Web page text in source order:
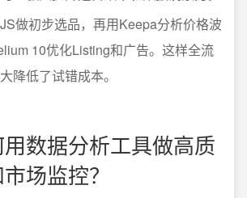
做初步选品，再用Keepa分析价格波
10优化Listing和广告。这样全流
降低了试错成本。
数据分析工具做高质
场监控？